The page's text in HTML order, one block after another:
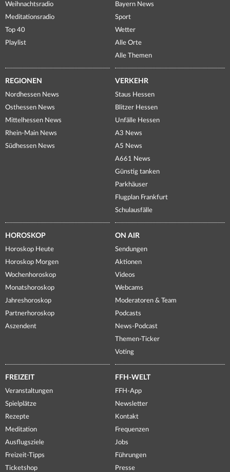
Weihnachtsradio
Meditationsradio
Top 40
Playlist
Bayern News
Sport
Wetter
Alle Orte
Alle Themen
REGIONEN
Nordhessen News
Osthessen News
Mittelhessen News
Rhein-Main News
Südhessen News
VERKEHR
Staus Hessen
Blitzer Hessen
Unfälle Hessen
A3 News
A5 News
A661 News
Günstig tanken
Parkhäuser
Flugplan Frankfurt
Schulausfälle
HOROSKOP
Horoskop Heute
Horoskop Morgen
Wochenhoroskop
Monatshoroskop
Jahreshoroskop
Partnerhoroskop
Aszendent
ON AIR
Sendungen
Aktionen
Videos
Webcams
Moderatoren & Team
Podcasts
News-Podcast
Themen-Ticker
Voting
FREIZEIT
Veranstaltungen
Spielplätze
Rezepte
Meditation
Ausflugsziele
Freizeit-Tipps
Ticketshop
FFH-WELT
FFH-App
Newsletter
Kontakt
Frequenzen
Jobs
Führungen
Presse